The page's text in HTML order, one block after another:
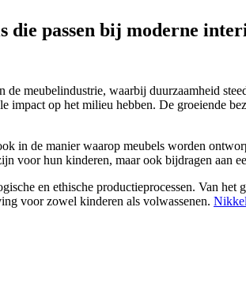
die passen bij moderne
meubelindustrie, waarbij duurzaamheid
impact op het milieu hebben. De groeiende
in de manier waarop meubels worden
voor hun kinderen, maar ook bijdragen aan
en ethische productieprocessen. Van
voor zowel kinderen als volwassenen.